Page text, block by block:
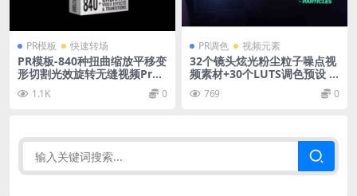
PR模板 快速转场
PR模板-840种扭曲缩放平移变
形切割光效旋转无缝视频Pr转
场 840 Creative Transitions
1.1K 0
PR调色 视频元素
32个镜头炫光粉尘粒子噪点视
频素材+30个LUTS调色预设 F
X Maker Video Effects Pack
769 0